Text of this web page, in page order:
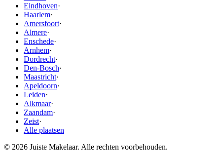
Eindhoven·
Haarlem·
Amersfoort·
Almere·
Enschede·
Arnhem·
Dordrecht·
Den-Bosch·
Maastricht·
Apeldoorn·
Leiden·
Alkmaar·
Zaandam·
Zeist·
Alle plaatsen
© 2026 Juiste Makelaar. Alle rechten voorbehouden.